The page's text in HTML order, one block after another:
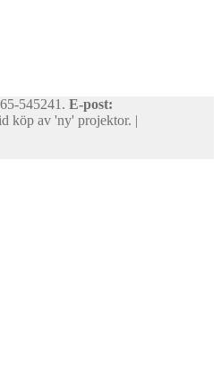
545241. E-post:
köp av 'ny' projektor. |